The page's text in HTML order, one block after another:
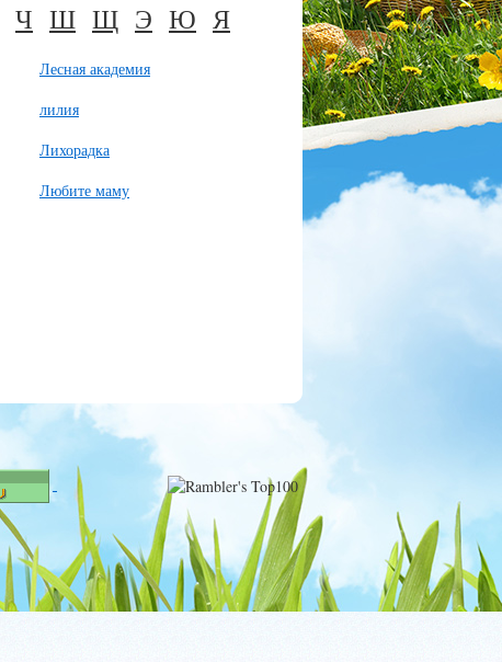
Ч Ш Щ Э Ю Я
Лесная академия
лилия
Лихорадка
Любите маму